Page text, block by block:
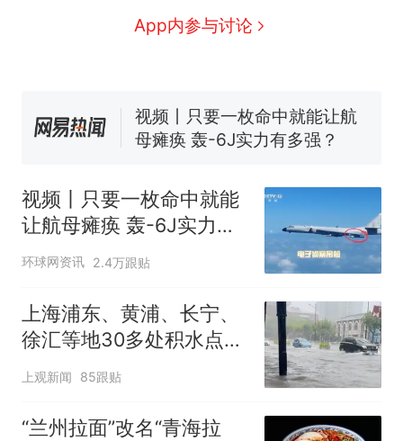
App内参与讨论
全球唯一没有法定首都的国
家，刚改国名，总统就邀请中
视频丨只要一枚命中就能让航
母瘫痪 轰-6J实力有多强？
大雨将至一家老小6分钟抢收完
1千斤稻谷
热
十多万人报名的考试，成绩
全部作废，公平么？
视频丨只要一枚命中就能
让航母瘫痪 轰-6J实力有
多强？
环球网资讯 2.4万跟贴
上海浦东、黄浦、长宁、
徐汇等地30多处积水点正
在抢排
上观新闻 85跟贴
“兰州拉面”改名“青海拉